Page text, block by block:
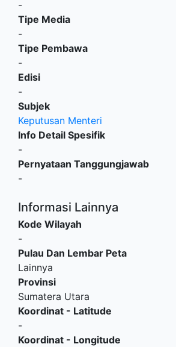
-
Tipe Media
-
Tipe Pembawa
-
Edisi
-
Subjek
Keputusan Menteri
Info Detail Spesifik
-
Pernyataan Tanggungjawab
-
Informasi Lainnya
Kode Wilayah
-
Pulau Dan Lembar Peta
Lainnya
Provinsi
Sumatera Utara
Koordinat - Latitude
-
Koordinat - Longitude